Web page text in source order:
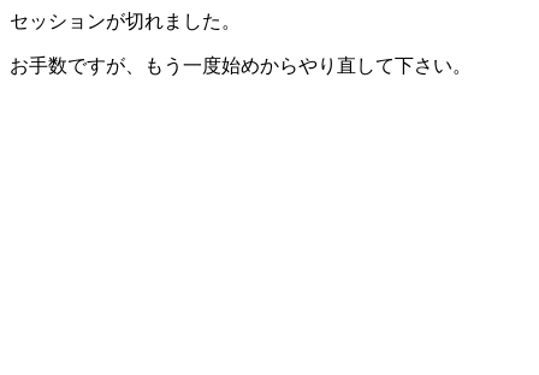
セッションが切れました。
お手数ですが、もう一度始めからやり直して下さい。